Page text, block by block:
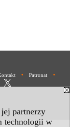
partnerzy
technologii w
• Patronat •